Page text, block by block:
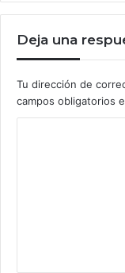
Deja una
Tu dirección de
campos obligatorios